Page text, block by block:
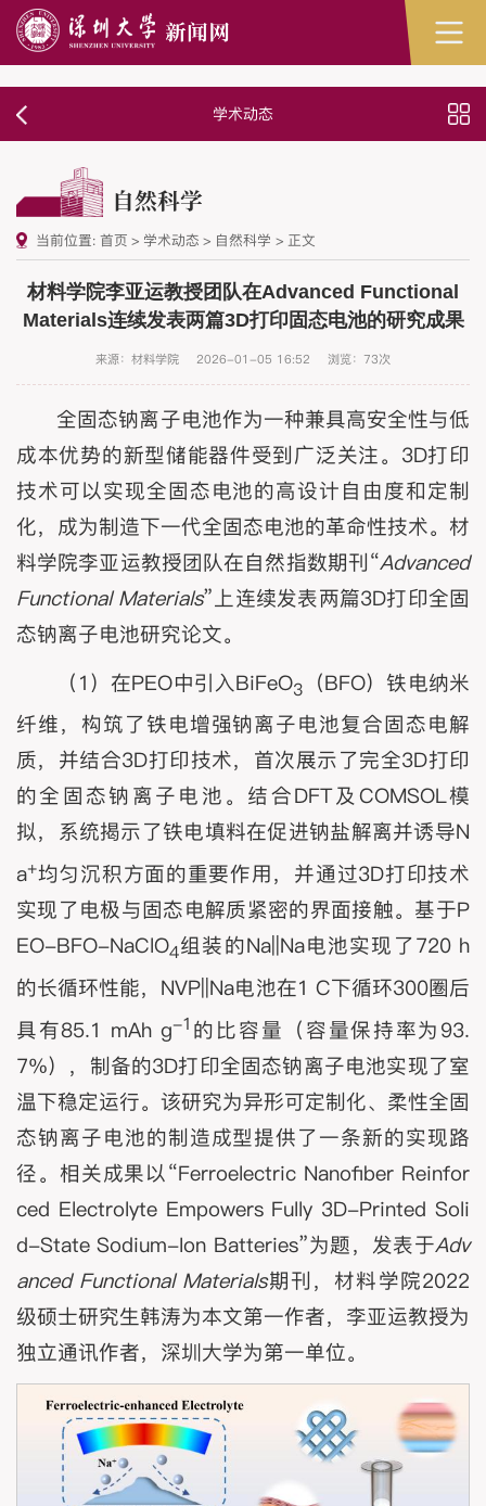
学术动态
自然科学
当前位置: 首页 > 学术动态 > 自然科学 > 正文
材料学院李亚运教授团队在Advanced Functional
Materials连续发表两篇3D打印固态电池的研究成果
来源：材料学院 2026-01-05 16:52 浏览： 73次
全固态钠离子电池作为一种兼具高安全性与低
成本优势的新型储能器件受到广泛关注。3D打印
技术可以实现全固态电池的高设计自由度和定制
化，成为制造下一代全固态电池的革命性技术。材
料学院李亚运教授团队在自然指数期刊“Advanced
Functional Materials”上连续发表两篇3D打印全固
态钠离子电池研究论文。
（1）在PEO中引入BiFeO3
（BFO）铁电纳米
纤维，构筑了铁电增强钠离子电池复合固态电解
质，并结合3D打印技术，首次展示了完全3D打印
的全固态钠离子电池。结合DFT及COMSOL模
拟，系统揭示了铁电填料在促进钠盐解离并诱导N
a+均匀沉积方面的重要作用，并通过3D打印技术
实现了电极与固态电解质紧密的界面接触。基于P
EO-BFO-NaClO4组装的Na||Na电池实现了720 h
的长循环性能，NVP||Na电池在1 C下循环300圈后
具有85.1 mAh g-1 的比容量（容量保持率为93.
7%），制备的3D打印全固态钠离子电池实现了室
温下稳定运行。该研究为异形可定制化、柔性全固
态钠离子电池的制造成型提供了一条新的实现路
径。相关成果以“Ferroelectric Nanofiber Reinfor
ced Electrolyte Empowers Fully 3D-Printed Soli
d-State Sodium-Ion Batteries”为题，发表于Adv
anced Functional Materials期刊，材料学院2022
级硕士研究生韩涛为本文第一作者，李亚运教授为
独立通讯作者，深圳大学为第一单位。